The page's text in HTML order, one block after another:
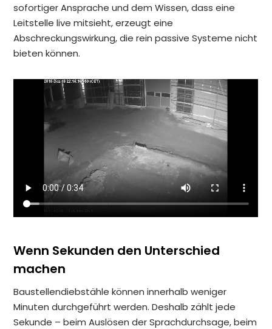
sofortiger Ansprache und dem Wissen, dass eine
Leitstelle live mitsieht, erzeugt eine
Abschreckungswirkung, die rein passive Systeme nicht
bieten können.
Wenn Sekunden den Unterschied
machen
Baustellendiebstähle können innerhalb weniger
Minuten durchgeführt werden. Deshalb zählt jede
Sekunde – beim Auslösen der Sprachdurchsage, beim